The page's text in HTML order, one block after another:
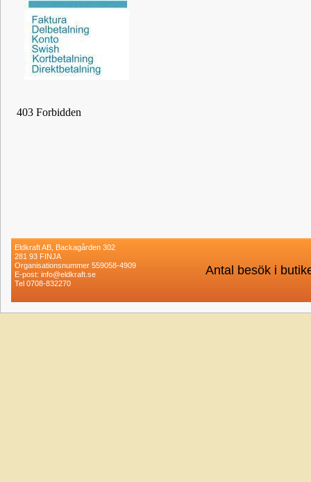
Eldkraft AB, Backagården 302
281 93 FINJA
Organisationsnummer 559058-4909
E-post: info@eldkraft.se
Tel 0708-832270
Antal besök i